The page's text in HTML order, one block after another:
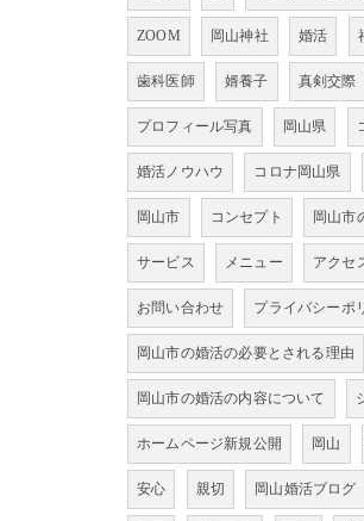
ZOOM 岡山神社 婚活
歯科医師 婿養子 真剣交際
プロフィール写真 岡山県
婚活ノウハウ コロナ岡山県
岡山市 コンセプト 岡山市
サービス メニュー アクセ
お問い合わせ プライバシーポ
岡山市の婚活の必要とされる理由
岡山市の婚活の内容について
ホームページ新規公開 岡山
安心 親切 岡山婚活ブログ